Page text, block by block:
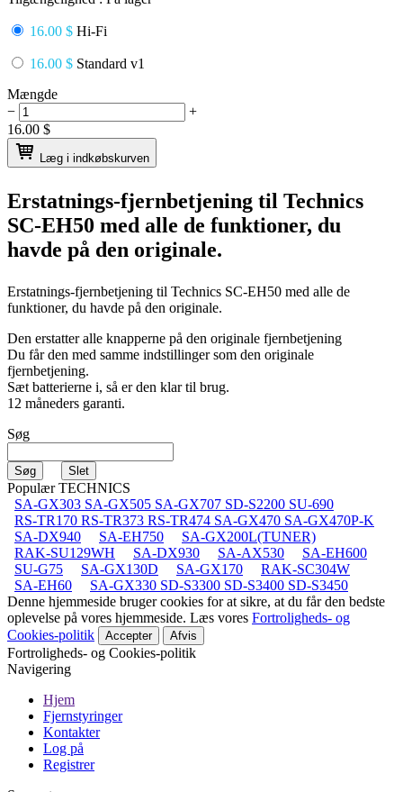
16.00 $ Hi-Fi
16.00 $ Standard v1
Mængde
−
+
16.00 $
Læg i indkøbskurven
Erstatnings-fjernbetjening til Technics
SC-EH50 med alle de funktioner, du
havde på den originale.
Erstatnings-fjernbetjening til Technics SC-EH50 med alle de
funktioner, du havde på den originale.
Den erstatter alle knapperne på den originale fjernbetjening
Du får den med samme indstillinger som den originale
fjernbetjening.
Sæt batterierne i, så er den klar til brug.
12 måneders garanti.
Søg
Populær TECHNICS
SA-GX303 SA-GX505 SA-GX707 SD-S2200 SU-690
RS-TR170 RS-TR373 RS-TR474 SA-GX470 SA-GX470P-K
SA-DX940
SA-EH750
SA-GX200L(TUNER)
RAK-SU129WH
SA-DX930 SA-AX530
SA-EH600
SU-G75
SA-GX130D SA-GX170
RAK-SC304W
SA-EH60
SA-GX330 SD-S3300 SD-S3400 SD-S3450
Denne hjemmeside bruger cookies for at sikre, at du får den bedste
oplevelse på vores hjemmeside. Læs vores Fortroligheds- og
Cookies-politik
Accepter Afvis
Fortroligheds- og Cookies-politik
Navigering
Hjem
Fjernstyringer
Kontakter
Log på
Registrer